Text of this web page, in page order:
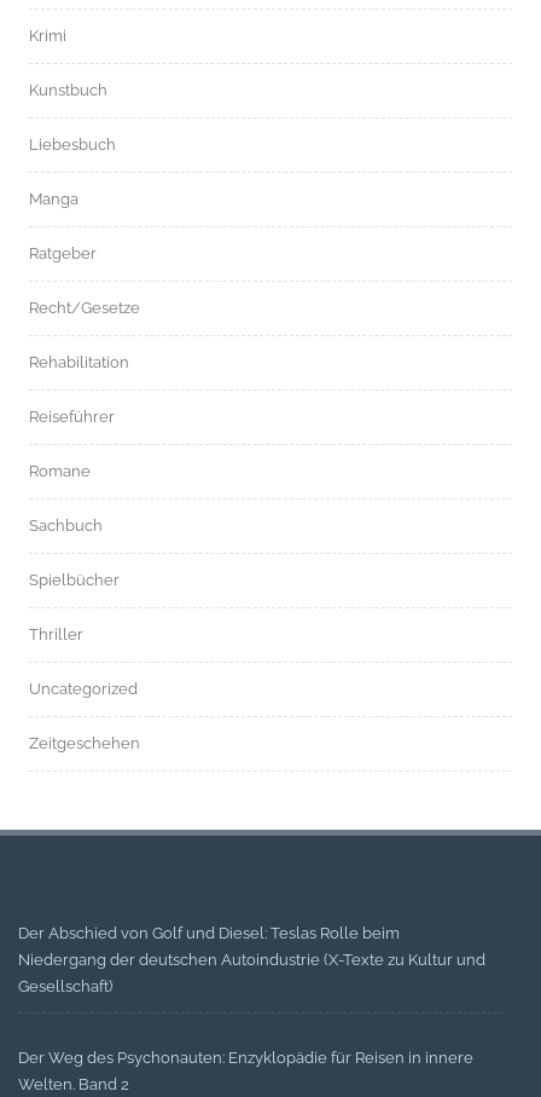
Krimi
Kunstbuch
Liebesbuch
Manga
Ratgeber
Recht/Gesetze
Rehabilitation
Reiseführer
Romane
Sachbuch
Spielbücher
Thriller
Uncategorized
Zeitgeschehen
Der Abschied von Golf und Diesel: Teslas Rolle beim
Niedergang der deutschen Autoindustrie (X-Texte zu Kultur und
Gesellschaft)
Der Weg des Psychonauten: Enzyklopädie für Reisen in innere
Welten. Band 2